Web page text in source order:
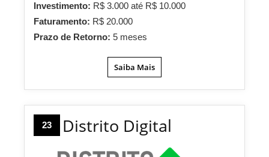
Investimento: R$ 3.000 até R$ 10.000
Faturamento: R$ 20.000
Prazo de Retorno: 5 meses
Saiba Mais
23 Distrito Digital